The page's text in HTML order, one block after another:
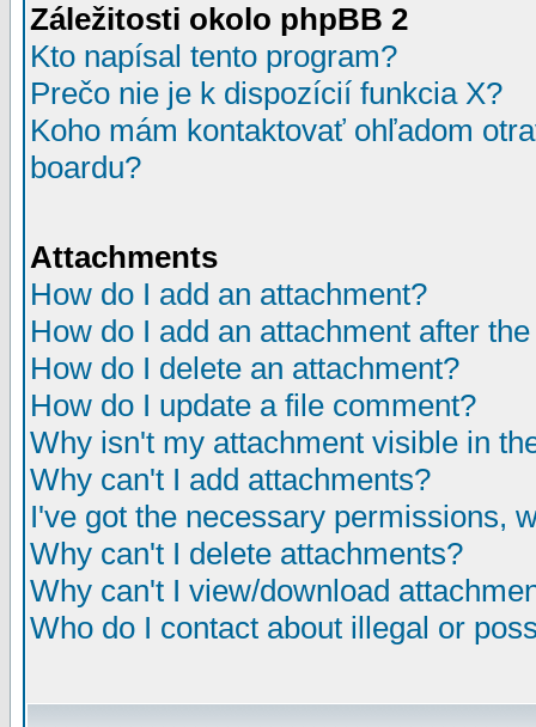
Záležitosti okolo phpBB 2
Kto napísal tento program?
Prečo nie je k dispozícií funkcia X?
Koho mám kontaktovať ohľadom
boardu?
Attachments
How do I add an attachment?
How do I add an attachment after
How do I delete an attachment?
How do I update a file comment?
Why isn't my attachment visible in
Why can't I add attachments?
I've got the necessary permissions,
Why can't I delete attachments?
Why can't I view/download
Who do I contact about illegal or